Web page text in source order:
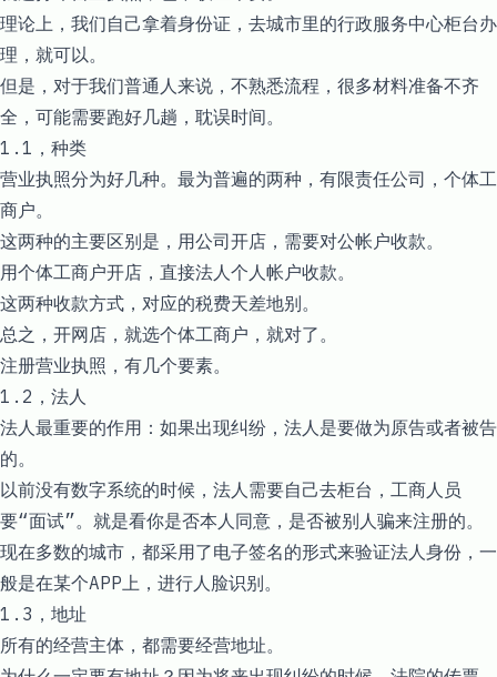
理论上，我们自己拿着身份证，去城市里的行政服务中心柜台办
理，就可以。
但是，对于我们普通人来说，不熟悉流程，很多材料准备不齐
全，可能需要跑好几趟，耽误时间。
1.1，种类
营业执照分为好几种。最为普遍的两种，有限责任公司，个体工
商户。
这两种的主要区别是，用公司开店，需要对公帐户收款。
用个体工商户开店，直接法人个人帐户收款。
这两种收款方式，对应的税费天差地别。
总之，开网店，就选个体工商户，就对了。
注册营业执照，有几个要素。
1.2，法人
法人最重要的作用：如果出现纠纷，法人是要做为原告或者被告
的。
以前没有数字系统的时候，法人需要自己去柜台，工商人员
要“面试”。就是看你是否本人同意，是否被别人骗来注册的。
现在多数的城市，都采用了电子签名的形式来验证法人身份，一
般是在某个APP上，进行人脸识别。
1.3，地址
所有的经营主体，都需要经营地址。